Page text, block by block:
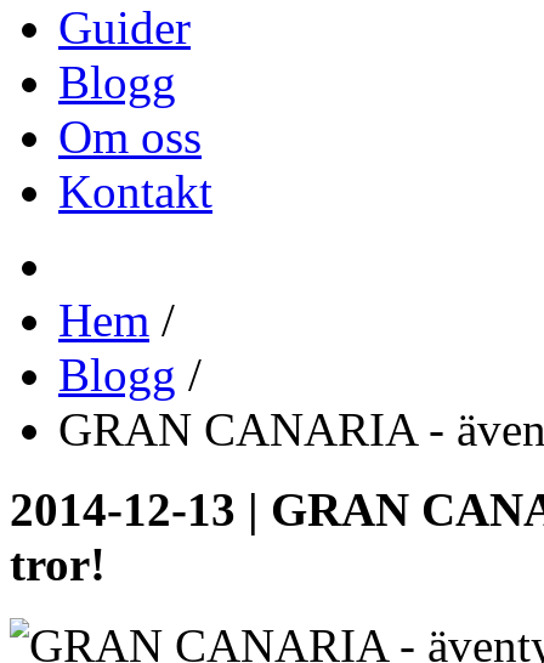
Guider
Blogg
Om oss
Kontakt
Hem /
Blogg /
GRAN CANARIA -
2014-12-13 | GRAN
tror!